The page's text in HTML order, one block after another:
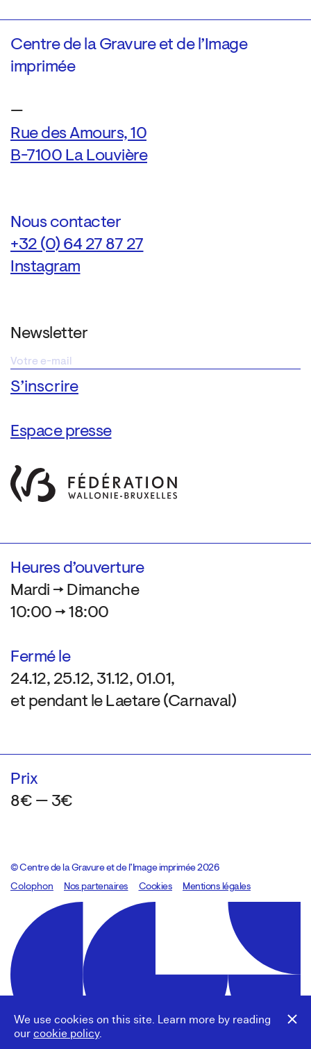
We use cookies on this site. Learn more by reading
our cookie policy.
Centre de la Gravure et de l’Image
imprimée
—
Rue des Amours, 10
B-7100 La Louvière
Nous contacter
+32 (0) 64 27 87 27
Instagram
Newsletter
Espace presse
Heures d’ouverture
Mardi → Dimanche
10:00 → 18:00
Fermé le
24.12, 25.12, 31.12, 01.01,
et pendant le Laetare (Carnaval)
Prix
8€ — 3€
© Centre de la Gravure et de l’Image imprimée 2026
Colophon
Design:Marcel Kaczmarek, code:8080.studio
Nos partenaires Cookies Mentions légales